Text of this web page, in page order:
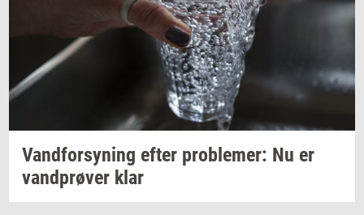
Vand­for­sy­ning efter pro­ble­mer: Nu er
vand­prø­ver klar